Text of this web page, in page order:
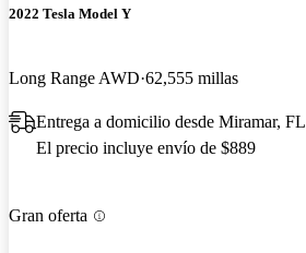
2022 Tesla Model Y
Long Range AWD 62,555 millas
Entrega a domicilio desde Miramar, FL
El precio incluye envío de $889
Gran oferta